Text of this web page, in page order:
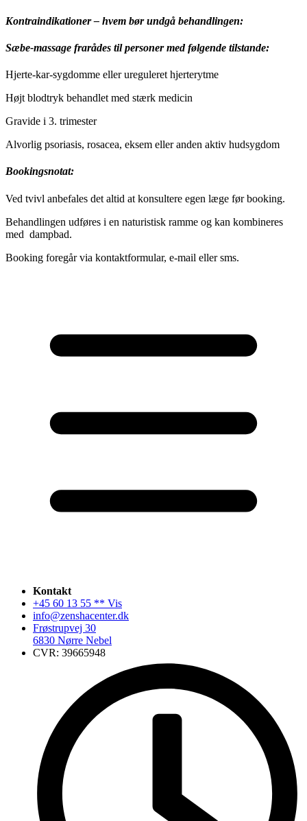
Kontraindikationer – hvem bør undgå behandlingen:
Sæbe-massage frarådes til personer med følgende tilstande:
Hjerte-kar-sygdomme eller ureguleret hjerterytme
Højt blodtryk behandlet med stærk medicin
Gravide i 3. trimester
Alvorlig psoriasis, rosacea, eksem eller anden aktiv hudsygdom
Bookingsnotat:
Ved tvivl anbefales det altid at konsultere egen læge før booking.
Behandlingen udføres i en naturistisk ramme og kan kombineres
med dampbad.
Booking foregår via kontaktformular, e-mail eller sms.
Kontakt
+45 60 13 55 ** Vis
info@zenshacenter.dk
Frøstrupvej 30
6830 Nørre Nebel
CVR: 39665948